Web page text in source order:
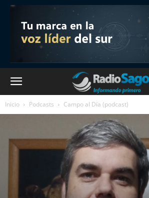
Inicio Podcasts Campo al Día (podcast)